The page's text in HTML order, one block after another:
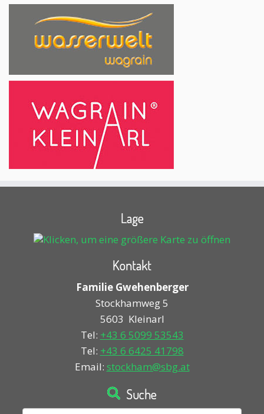
Lage
Kontakt
Familie Gwehenberger
Stockhamweg 5
5603 Kleinarl
Tel: +43 6 5099 53543
Tel: +43 6 6425 41798
Email: stockham@sbg.at
Suche